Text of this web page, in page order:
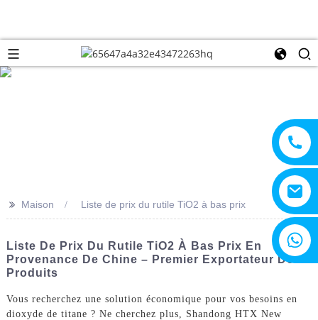
+8615805330828
>> Maison Liste de prix du rutile TiO2 à bas prix
Liste De Prix Du Rutile TiO2 À Bas Prix En
Provenance De Chine – Premier Exportateur De
Produits
Vous recherchez une solution économique pour vos besoins en
dioxyde de titane ? Ne cherchez plus, Shandong HTX New